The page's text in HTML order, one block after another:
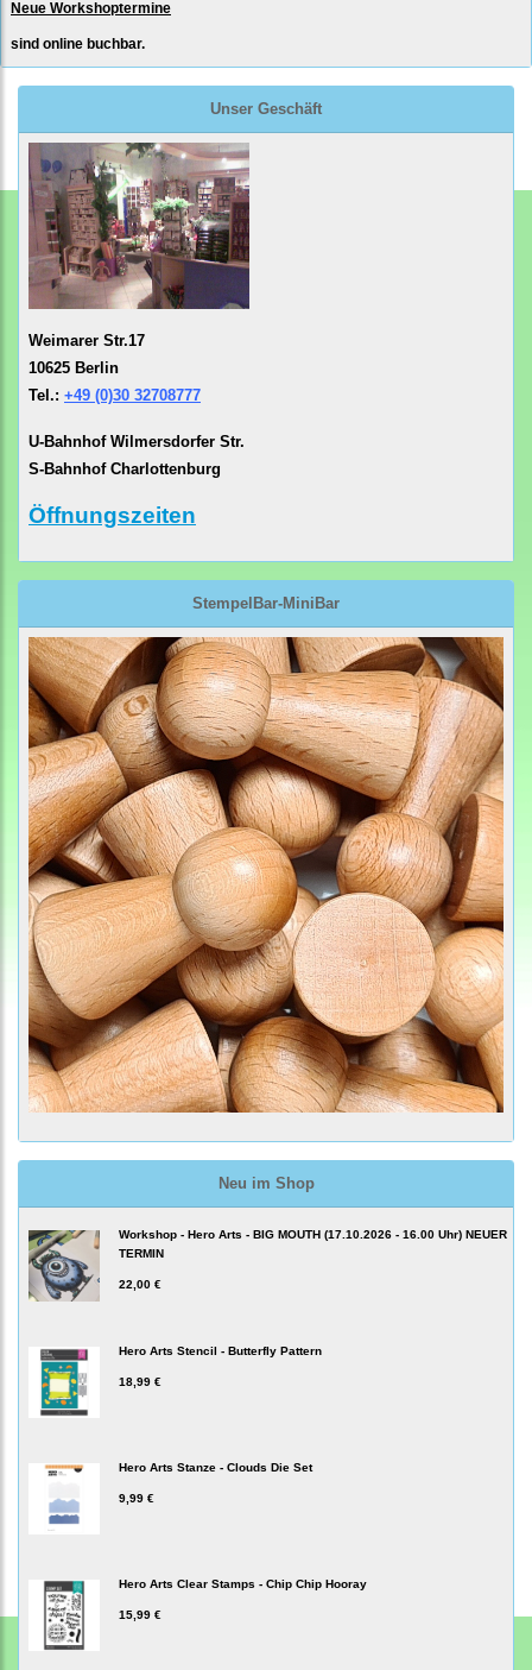
Neue Workshoptermine
sind online buchbar.
Unser Geschäft
Weimarer Str.17
10625 Berlin
Tel.: +49 (0)30 32708777
U-Bahnhof Wilmersdorfer Str.
S-Bahnhof Charlottenburg
Öffnungszeiten
StempelBar-MiniBar
Neu im Shop
Workshop - Hero Arts - BIG MOUTH (17.10.2026 - 16.00 Uhr) NEUER
TERMIN
22,00 €
Hero Arts Stencil - Butterfly Pattern
18,99 €
Hero Arts Stanze - Clouds Die Set
9,99 €
Hero Arts Clear Stamps - Chip Chip Hooray
15,99 €